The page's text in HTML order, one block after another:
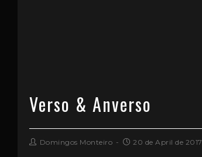
Verso & Anverso
Domingos Monteiro 20 de April de 2017